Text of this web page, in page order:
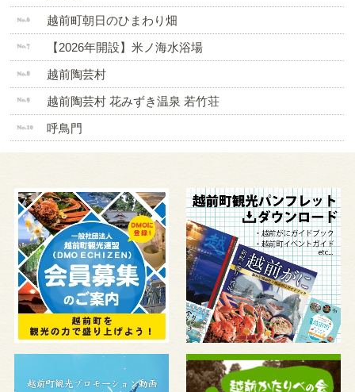
越前町朝日のひまわり畑
【2026年開設】米ノ海水浴場
越前陶芸村
越前陶芸村 花みずき温泉 若竹荘
呼鳥門